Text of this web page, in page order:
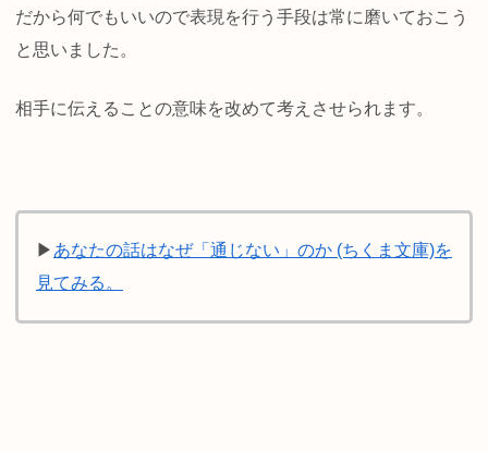
だから何でもいいので表現を行う手段は常に磨いておこう
と思いました。
相手に伝えることの意味を改めて考えさせられます。
▶ あなたの話はなぜ「通じない」のか (ちくま文庫)を
見てみる。